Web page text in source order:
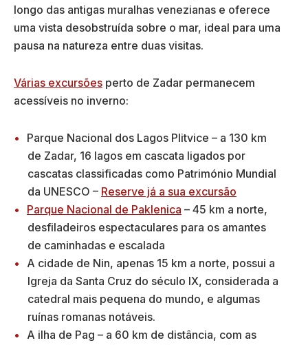
longo das antigas muralhas venezianas e oferece
uma vista desobstruída sobre o mar, ideal para uma
pausa na natureza entre duas visitas.
Várias excursões perto de Zadar permanecem
acessíveis no inverno:
Parque Nacional dos Lagos Plitvice – a 130 km
de Zadar, 16 lagos em cascata ligados por
cascatas classificadas como Património Mundial
da UNESCO – Reserve já a sua excursão
Parque Nacional de Paklenica – 45 km a norte,
desfiladeiros espectaculares para os amantes
de caminhadas e escalada
A cidade de Nin, apenas 15 km a norte, possui a
Igreja da Santa Cruz do século IX, considerada a
catedral mais pequena do mundo, e algumas
ruínas romanas notáveis.
A ilha de Pag – a 60 km de distância, com as